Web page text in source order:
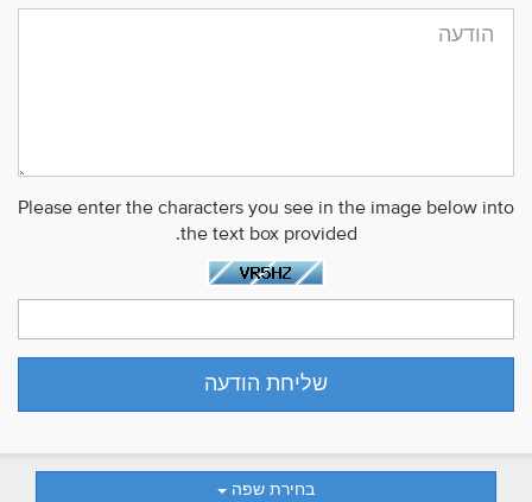
Please enter the characters you see in the image below into
the text box provided.
בחירת שפה